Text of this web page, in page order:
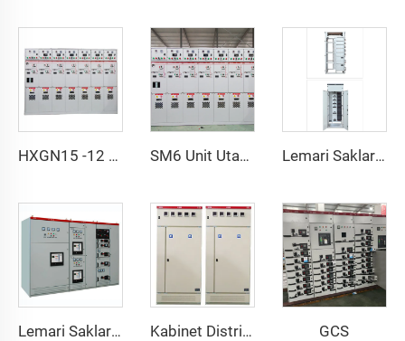
HXGN15 -12 AC peralatan saklar tertutup logam SM6 Unit Utama Ring GIS Peralatan Saklar SF6 Lemari Saklar Tegangan Rendah Tarik GCK
Lemari Saklar Tegangan Rendah Tarik GCS Kabinet Distribusi Tegangan Rendah AC GGD GCS